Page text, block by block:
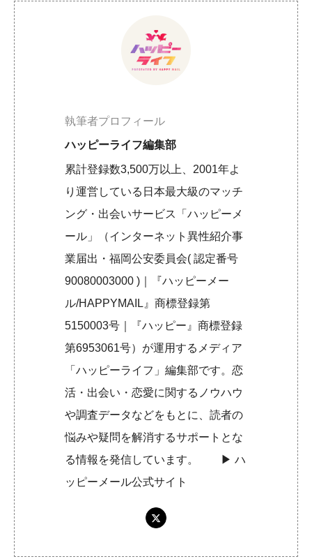
執筆者プロフィール
ハッピーライフ編集部
累計登録数3,500万以上、2001年よ
り運営している日本最大級のマッチ
ング・出会いサービス「ハッピーメ
ール」（インターネット異性紹介事
業届出・福岡公安委員会( 認定番号
90080003000 )｜『ハッピーメー
ル/HAPPYMAIL』商標登録第
5150003号｜『ハッピー』商標登録
第6953061号）が運用するメディア
「ハッピーライフ」編集部です。恋
活・出会い・恋愛に関するノウハウ
や調査データなどをもとに、読者の
悩みや疑問を解消するサポートとな
る情報を発信しています。 ▶︎ハ
ッピーメール公式サイト